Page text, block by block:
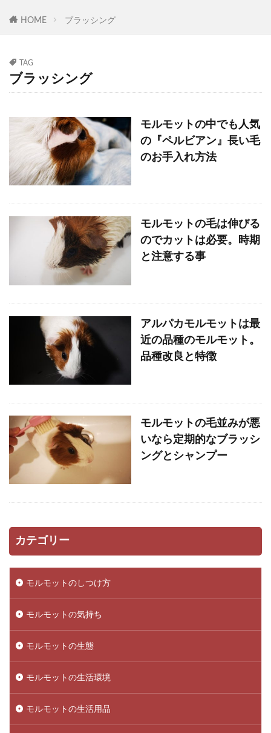
HOME ブラッシング
TAG
ブラッシング
モルモットの中でも人気
の『ペルビアン』長い毛
のお手入れ方法
モルモットの毛は伸びる
のでカットは必要。時期
と注意する事
アルパカモルモットは最
近の品種のモルモット。
品種改良と特徴
モルモットの毛並みが悪
いなら定期的なブラッシ
ングとシャンプー
カテゴリー
モルモットのしつけ方
モルモットの気持ち
モルモットの生態
モルモットの生活環境
モルモットの生活用品